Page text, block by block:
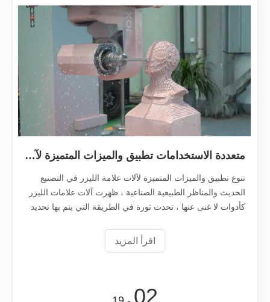
ما هو القطع بالليزر؟ علم الشريحة
ما هو القطع بالليزر؟ علم الشريحة في جوهره، القطع بالليزر هو عملية
إزالة الطلاء بالليزر، عليك اختيار أفضل طريقة لإزالة الطلاء
متعددة الاستخدامات تطبيق والميزات المتميزة لآلات علامة الليزر
تنوع تطبيق والميزات المتميزة لآلات علامة الليزر في التصنيع
الحديث والمناظر الطبيعية الصناعية ، ظهرت آلات علامات الليزر
كأدوات لا غنى عنها ، تحدث ثورة في الطريقة التي يتم بها تحديد
اقرأ المزيد
02